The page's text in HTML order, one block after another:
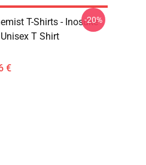
T-Shirts - Inosuke
T Shirt
€
-20%